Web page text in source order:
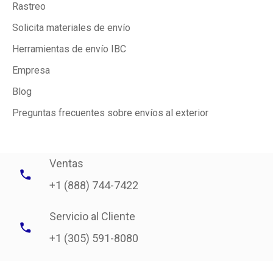
Rastreo
Solicita materiales de envío
Herramientas de envío IBC
Empresa
Blog
Preguntas frecuentes sobre envíos al exterior
Ventas
+1 (888) 744-7422
Servicio al Cliente
+1 (305) 591-8080